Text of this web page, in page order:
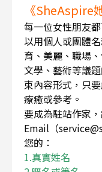
《SheAspire
每一位女性朋友
以用個人或團體
育、美麗、職場
文學、藝術等議
束內容形式，只
療癒或參考。
要成為駐站作家
Email（
您的：
1.真實姓名